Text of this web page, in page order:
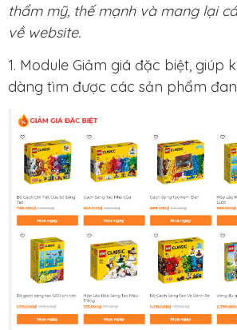
thẩm mỹ, thế mạnh và mang lại
về website.
1. Module Giảm giá đặc biệt, giúp
dàng tìm được các sản phẩm